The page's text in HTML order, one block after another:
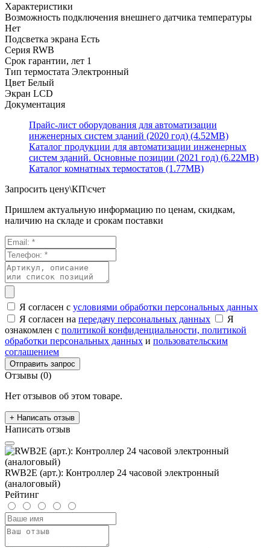
Характеристики
Возможность подключения внешнего датчика температуры
Нет
Подсветка экрана Есть
Серия RWB
Срок гарантии, лет 1
Тип термостата Электронный
Цвет Белый
Экран LCD
Документация
Прайс-лист оборудования для автоматизации
инженерных систем зданий (2020 год) (4.52MB)
Каталог продукции для автоматизации инженерных
систем зданий. Основные позиции (2021 год) (6.22MB)
Каталог комнатных термостатов (1.77MB)
Запросить цену\КП\счет
Пришлем актуальную информацию по ценам, скидкам,
наличию на складе и срокам поставки
Я согласен с условиями обработки персональных данных
Я согласен на передачу персональных данных
Я
ознакомлен с политикой конфиденциальности, политикой
обработки персональных данных и пользовательским
соглашением
Отправить запрос
Отзывы (0)
Нет отзывов об этом товаре.
+ Написать отзыв
Написать отзыв
RWB2E (арт.): Контроллер 24 часовой электронный
(аналоговый)
Рейтинг